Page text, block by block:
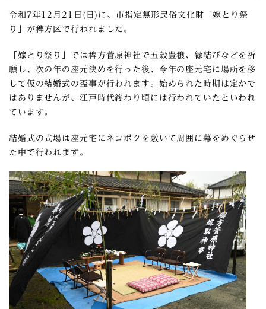
令和7年12月21日(日)に、市指定無形民俗文化財「嫁とり祭
り」が稗方区で行われました。
「嫁とり祭り」では稗方菅原神社で五穀豊穣、縁結びなどを祈
願し、次の年の座元決めを行った後、今年の座元宅に場所を移
して仮の結婚式の盃事が行われます。始められた時期は定かで
はありませんが、江戸時代終わり頃には行われていたといわれ
ています。
結婚式の式場は座元宅にネコボクを敷いて周囲に幕をめぐらせ
た中で行われます。